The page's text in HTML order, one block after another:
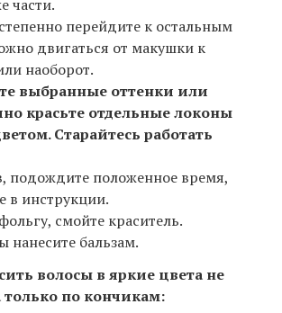
части.
перейдите к остальным
двигаться от макушки к
наоборот.
выбранные оттенки или
красьте отдельные локоны
Старайтесь работать
подождите положенное время,
в инструкции.
смойте краситель.
нанесите бальзам.
волосы в яркие цвета не
только по кончикам: